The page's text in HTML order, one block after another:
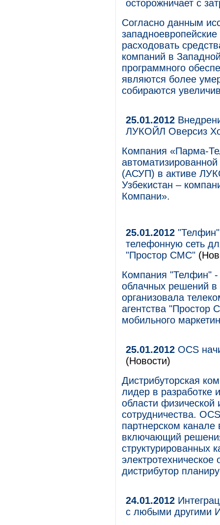
осторожничает с
Согласно данным
расходовать
компаний в
программного
являются более
собираются
25.01.2012
ЛУКОЙЛ Оверсиз
Компания «Парма-
(АСУП) в активе
Узбекистан –
Компани».
25.01.2012
телефонную сеть
"Простор СМС"
Компания "Телфин" -
облачных решений в
организовала
агентства "Простор
мобильного
25.01.2012 OCS
(Новости)
Дистрибуторская
лидер в разработке
области
сотрудничества.
партнерском канале
включающий
структурированных
дистрибутор
24.01.2012
с любыми другими